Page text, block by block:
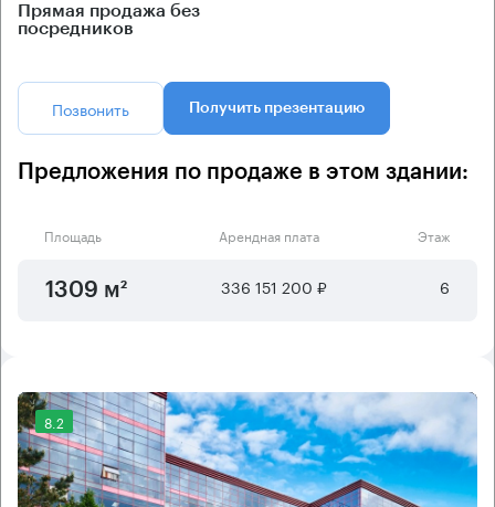
Прямая продажа без
посредников
Позвонить Получить презентацию
Предложения по продаже в этом здании:
Площадь Арендная плата Этаж
1309 м² 336 151 200 ₽ 6
8.2